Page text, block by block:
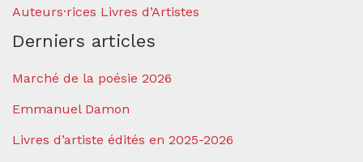
Auteurs·rices Livres d’Artistes
Derniers articles
Marché de la poésie 2026
Emmanuel Damon
Livres d’artiste édités en 2025-2026